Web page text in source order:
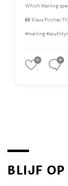
Which Marling
📸 Klaus Pircher,
#marling
0 0
BLIJF